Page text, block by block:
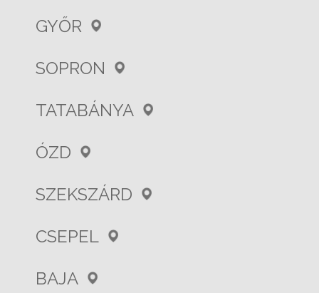
GYŐR
SOPRON
TATABÁNYA
ÓZD
SZEKSZÁRD
CSEPEL
BAJA